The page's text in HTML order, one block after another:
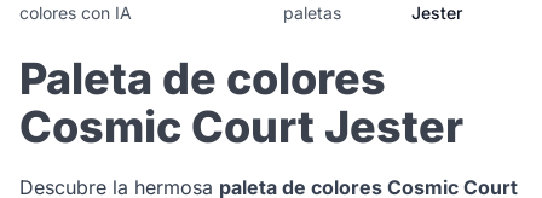
colores con IA
paletas
Jester
Paleta de colores
Cosmic Court Jester
Descubre la hermosa paleta de colores Cosmic Court